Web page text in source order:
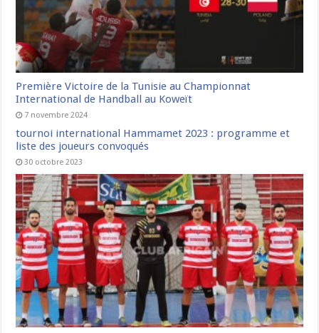
Première Victoire de la Tunisie au Championnat
International de Handball au Koweït
7 novembre 2024
tournoi international Hammamet 2023 : programme et
liste des joueurs convoqués
30 octobre 2023